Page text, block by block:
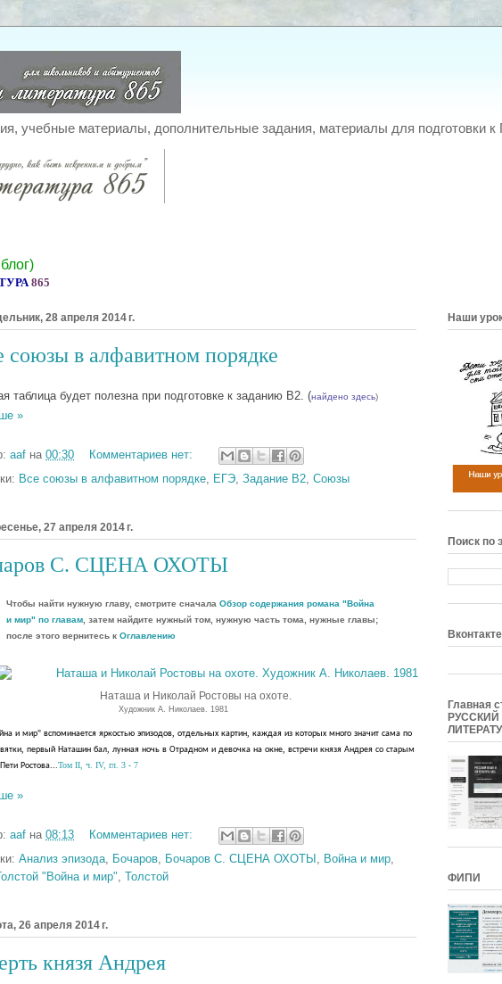
учебные материалы, дополнительные задания, материалы для подготовки
)
865
28 апреля 2014 г.
союзы в алфавитном порядке
таблица будет полезна при подготовке к заданию В2. (найдено здесь)
»
aaf на 00:30
Комментариев нет:
Все союзы в алфавитном порядке, ЕГЭ, Задание В2, Союзы
27 апреля 2014 г.
С. СЦЕНА ОХОТЫ
Чтобы найти нужную главу, смотрите сначала Обзор содержания романа "Война
и мир" по главам , затем найдите нужный том, нужную часть тома, нужные главы;
после этого вернитесь к Оглавлению
Наташа и Николай Ростовы на охоте.
Художник А. Николаев. 1981
и мир" вспоминается яркостью эпизодов, отдельных картин, каждая из которых много значит сама по
, первый Наташин бал, лунная ночь в Отрадном и девочка на окне, встречи князя Андрея со старым
Пети Ростова...Том II, ч. IV, гл. 3 - 7
»
aaf на 08:13
Комментариев нет:
Анализ эпизода Бочаров Бочаров С. СЦЕНА ОХОТЫ Война и мир
"Война и мир" Толстой
26 апреля 2014 г.
князя Андрея
Наши
Поиск по
Вконтакте
Главная
ФИПИ